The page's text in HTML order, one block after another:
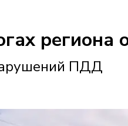
региона
ПДД